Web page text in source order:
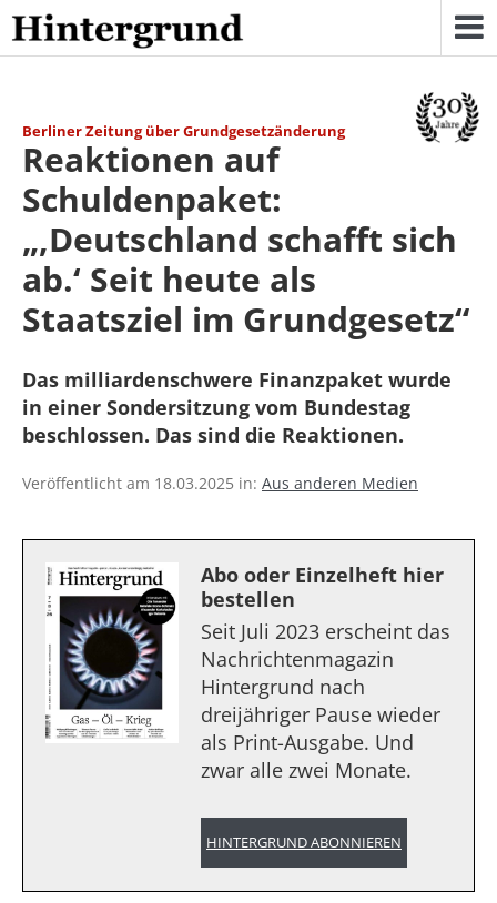
Skip
to
content
Berliner Zeitung über Grundgesetzänderung
Reaktionen auf
Schuldenpaket:
„‚Deutschland schafft sich
ab.‘ Seit heute als
Staatsziel im Grundgesetz“
Das milliardenschwere Finanzpaket wurde
in einer Sondersitzung vom Bundestag
beschlossen. Das sind die Reaktionen.
Veröffentlicht am 18.03.2025 in: Aus anderen Medien
Abo oder Einzelheft hier
bestellen
Seit Juli 2023 erscheint das
Nachrichtenmagazin
Hintergrund nach
dreijähriger Pause wieder
als Print-Ausgabe. Und
zwar alle zwei Monate.
HINTERGRUND ABONNIEREN